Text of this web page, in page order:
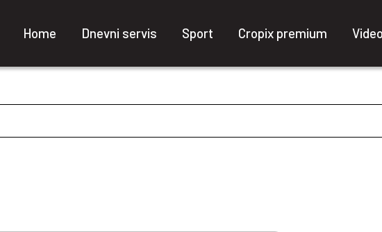
Home Dnevni servis Sport Cropix premium Video